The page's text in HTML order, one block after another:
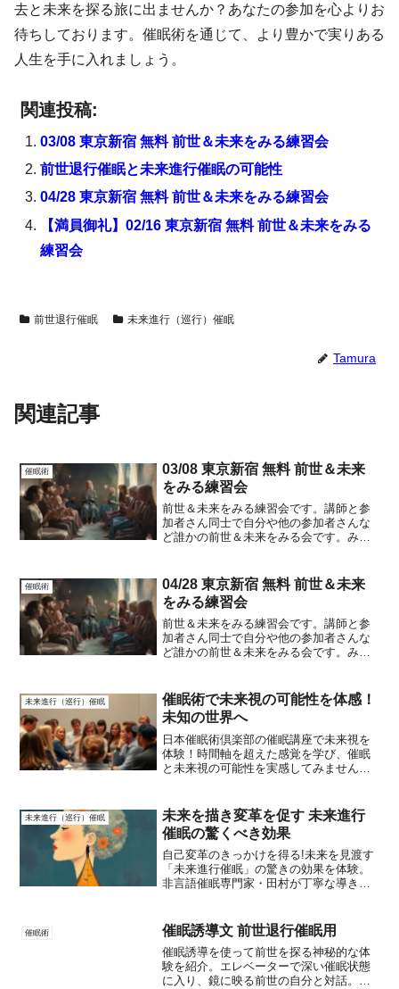
去と未来を探る旅に出ませんか？あなたの参加を心よりお
待ちしております。催眠術を通じて、より豊かで実りある
人生を手に入れましょう。
関連投稿:
03/08 東京新宿 無料 前世＆未来をみる練習会
前世退行催眠と未来進行催眠の可能性
04/28 東京新宿 無料 前世＆未来をみる練習会
【満員御礼】02/16 東京新宿 無料 前世＆未来をみる
練習会
前世退行催眠 未来進行（巡行）催眠
Tamura
関連記事
催眠術
03/08 東京新宿 無料 前世＆未来
をみる練習会
前世＆未来をみる練習会です。講師と参
加者さん同士で自分や他の参加者さんな
ど誰かの前世＆未来をみる会です。みて
はもちろん、誘導なしで一人で出来るよ
うになりたい人には、コ...
催眠術
04/28 東京新宿 無料 前世＆未来
をみる練習会
前世＆未来をみる練習会です。講師と参
加者さん同士で自分や他の参加者さんな
ど誰かの前世＆未来をみる会です。みて
はもちろん、誘導なしで一人で出来るよ
うになりたい人には、コ...
未来進行（巡行）催眠
催眠術で未来視の可能性を体感！
未知の世界へ
日本催眠術倶楽部の催眠講座で未来視を
体験！時間軸を超えた感覚を学び、催眠
と未来視の可能性を実感してみません
未来進行（巡行）催眠
未来を描き変革を促す 未来進行
催眠の驚くべき効果
自己変革のきっかけを得る!未来を見渡す
「未来進行催眠」の驚きの効果を体験。
非言語催眠専門家・田村が丁寧な導きで
催眠術 催眠誘導文 前世退行催眠用
催眠誘導を使って前世を探る神秘的な体
験を紹介。エレベーターで深い催眠状態
に入り、鏡に映る前世の自分と対話。自